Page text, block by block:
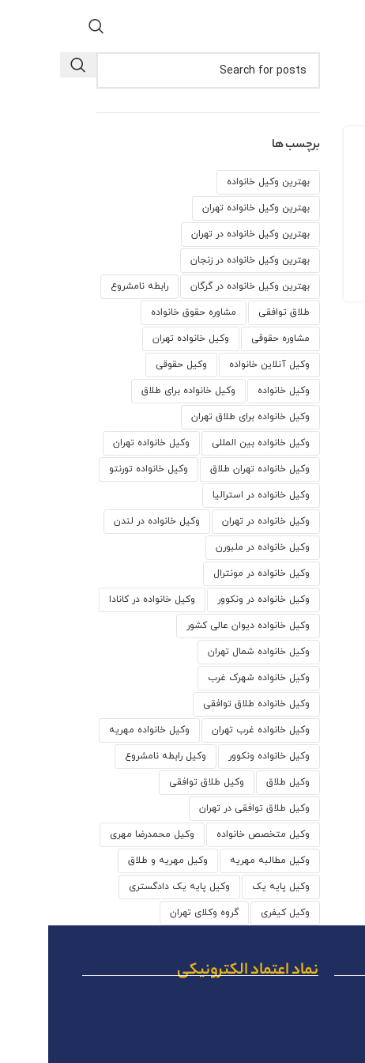
برچسب ها
بهترین وکیل خانواده
بهترین وکیل خانواده تهران
بهترین وکیل خانواده در تهران
بهترین وکیل خانواده در زنجان
بهترین وکیل خانواده در گرگان رابطه نامشروع
طلاق توافقی مشاوره حقوق خانواده
مشاوره حقوقی وكيل خانواده تهران
وکیل آنلاین خانواده وکیل حقوقی
وکیل خانواده وکیل خانواده برای طلاق
وکیل خانواده برای طلاق تهران
وکیل خانواده بین المللی وکیل خانواده تهران
وکیل خانواده تهران طلاق وکیل خانواده تورنتو
وکیل خانواده در استرالیا
وکیل خانواده در تهران وکیل خانواده در لندن
وکیل خانواده در ملبورن
وکیل خانواده در مونترال
وکیل خانواده در ونکوور وکیل خانواده در کانادا
وکیل خانواده دیوان عالی کشور
وکیل خانواده شمال تهران
وکیل خانواده شهرک غرب
وکیل خانواده طلاق توافقی
وکیل خانواده غرب تهران وکیل خانواده مهریه
وکیل خانواده ونکوور وکیل رابطه نامشروع
وکیل طلاق وکیل طلاق توافقی
وکیل طلاق توافقی در تهران
وکیل متخصص خانواده وکیل محمدرضا مهری
وکیل مطالبه مهریه وکیل مهریه و طلاق
وکیل پایه یک وکیل پایه یک دادگستری
وکیل کیفری گروه وکلای تهران
نماد اعتماد الکترونیکی